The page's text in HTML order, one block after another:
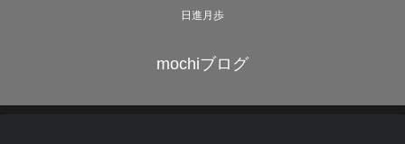
日進月歩
mochiブログ